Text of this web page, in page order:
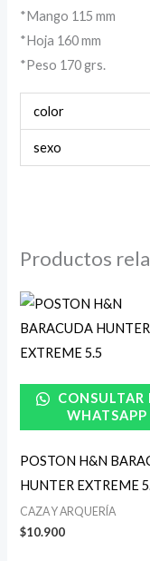
*Mango 115 mm
*Hoja 160 mm
*Peso 170 grs.
color
sexo
Productos
CONSULTAR
WHATSAPP
POSTON H&N
HUNTER EXTREME
CAZA Y ARQUERÍA
$10.900